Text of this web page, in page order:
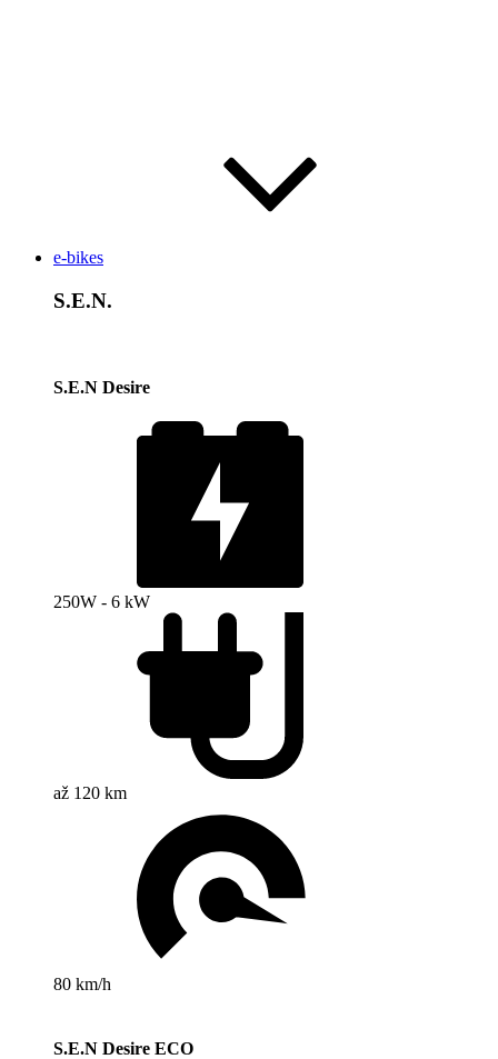
e-bikes
S.E.N.
S.E.N Desire
250W - 6 kW
až 120 km
80 km/h
S.E.N Desire ECO